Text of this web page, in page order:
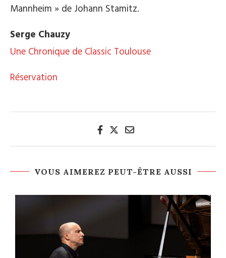
Mannheim » de Johann Stamitz.
Serge Chauzy
Une Chronique de Classic Toulouse
Réservation
VOUS AIMEREZ PEUT-ÊTRE AUSSI